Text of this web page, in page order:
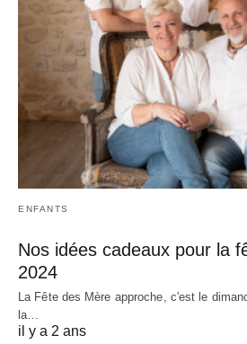
ENFANTS
Nos idées cadeaux pour la
2024
La Fête des Mère approche, c'est le
la…
il y a 2 ans